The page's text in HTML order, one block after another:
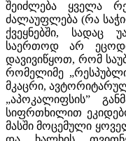
შეიძლება ყველა
ძალაუფლება (რა
ქვეყნებში, სადაც
საერთოდ არ
დავივიწყოთ, რომ
რომელიმე
მკაცრი,
„აპოკალიფსის”
სიფრთხილით
მასში მოცემული